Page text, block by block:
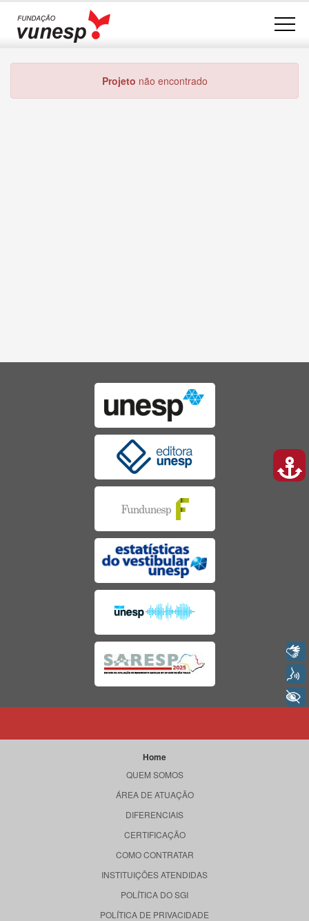
Projeto não encontrado
Home
QUEM SOMOS
ÁREA DE ATUAÇÃO
DIFERENCIAIS
CERTIFICAÇÃO
COMO CONTRATAR
INSTITUIÇÕES ATENDIDAS
POLÍTICA DO SGI
POLÍTICA DE PRIVACIDADE